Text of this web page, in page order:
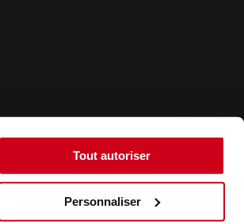
Tout autoriser
Personnaliser